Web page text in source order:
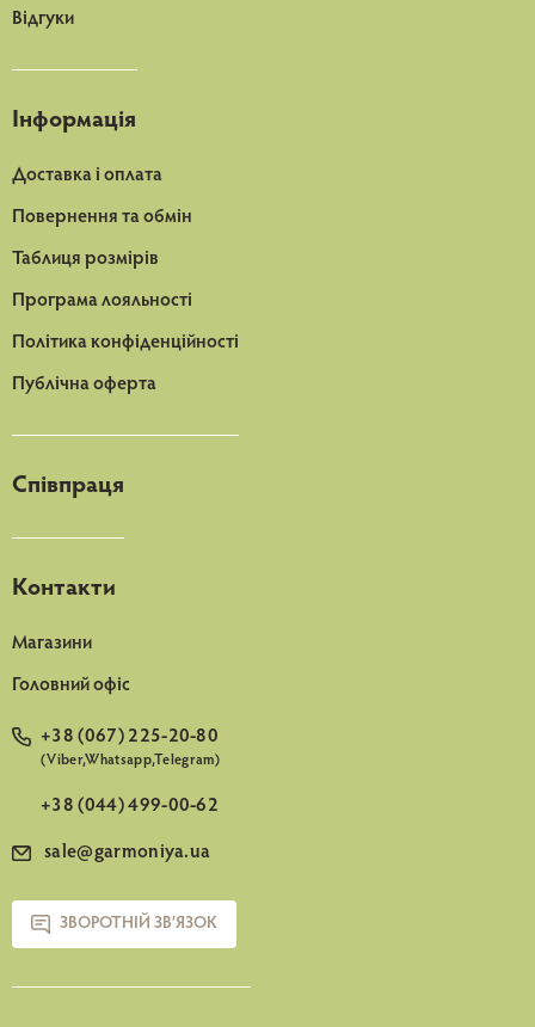
Відгуки
Інформація
Доставка і оплата
Повернення та обмін
Таблиця розмірів
Програма лояльності
Політика конфіденційності
Публічна оферта
Співпраця
Контакти
Магазини
Головний офіс
+38 (067) 225-20-80
(Viber,Whatsapp,Telegram)
+38 (044) 499-00-62
sale@garmoniya.ua
ЗВОРОТНІЙ ЗВ’ЯЗОК